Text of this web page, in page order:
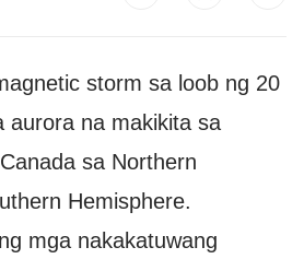
storm sa loob ng 20
aurora na makikita sa
sa Northern
Hemisphere.
mga nakakatuwang